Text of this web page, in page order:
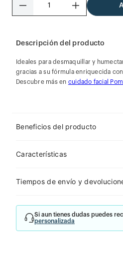
＋
－
Descripción del producto
Ideales para desmaquillar y
gracias a su fórmula enriquecida
Descubre más en cuidado facial
Beneficios del producto
Características
Tiempos de envío y
Si aun tienes dudas puedes
personalizada